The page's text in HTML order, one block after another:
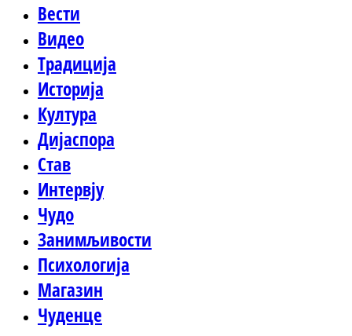
Вести
Видео
Традиција
Историја
Култура
Дијаспора
Став
Интервју
Чудо
Занимљивости
Психологија
Магазин
Чуденце